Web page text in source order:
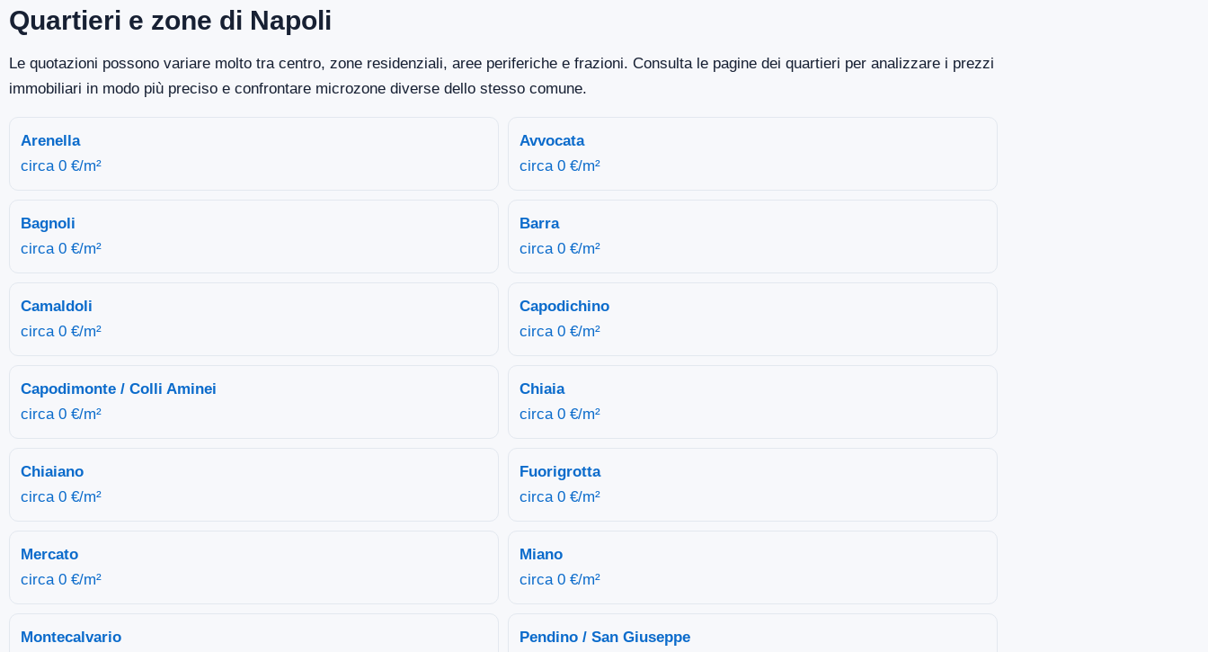
Quartieri e zone di Napoli
Le quotazioni possono variare molto tra centro, zone residenziali, aree periferiche e frazioni. Consulta le pagine dei quartieri per analizzare i prezzi
immobiliari in modo più preciso e confrontare microzone diverse dello stesso comune.
Arenella
circa 0 €/m²
Avvocata
circa 0 €/m²
Bagnoli
circa 0 €/m²
Barra
circa 0 €/m²
Camaldoli
circa 0 €/m²
Capodichino
circa 0 €/m²
Capodimonte / Colli Aminei
circa 0 €/m²
Chiaia
circa 0 €/m²
Chiaiano
circa 0 €/m²
Fuorigrotta
circa 0 €/m²
Mercato
circa 0 €/m²
Miano
circa 0 €/m²
Montecalvario Pendino / San Giuseppe